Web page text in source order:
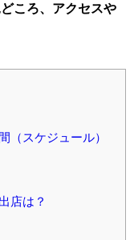
ころ、アクセスや
（スケジュール）
店は？